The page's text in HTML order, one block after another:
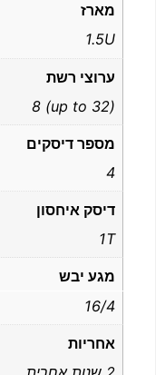
מארז
1.5U
ערוצי רשת
(up to 32) 8
מספר דיסקים
4
דיסק איחסון
1T
מגע יבש
16/4
אחריות